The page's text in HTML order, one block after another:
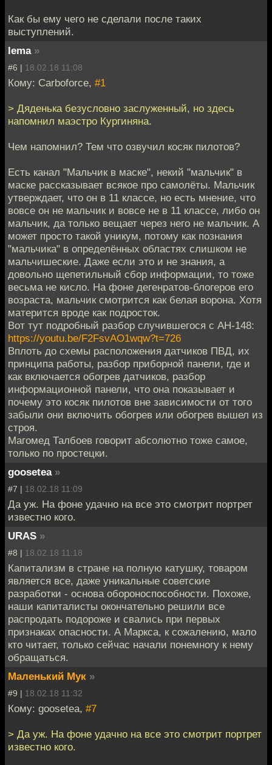
Как бы ему чего не сделали после таких
выступлений.
lema »
#6 | 18.02.18 11:08
Кому: Carboforce, #1
> Дяденька безусловно заслуженный, но здесь
напомнил маэстро Кургиняна.
Чем напомнил? Тем что озвучил косяк пилотов?
Есть канал "Мальчик в маске", некий "мальчик" в
маске рассказывает всякое про самолёты. Мальчик
утверждает, что он в 11 классе, но есть мнение, что
вовсе он не мальчик и вовсе не в 11 классе, либо он
мальчик, да только вещает через него не мальчик. А
может просто такой уникум, потому как познания
"мальчика" в определённых областях слишком не
мальчишеские. Даже если это и не знания, а
довольно щепетильный сбор информации, то тоже
весьма не кисло. На фоне дегенратов-блогеров его
возраста, мальчик смотрится как белая ворона. Хотя
матерится вроде как подросток.
Вот тут подробный разбор случившегося с АН-148:
https://youtu.be/F2FsvAO1wqw?t=726
Вплоть до схемы расположения датчиков ПВД, их
принципа работы, разбор приборной панели, где и
как включается обогрев датчиков, разбор
информационной панели, что она показывает и
почему это косяк пилотов вне зависимости от того
забыли они включить обогрев или обогрев вышел из
строя.
Магомед Талбоев говорит абсолютно тоже самое,
только по простецки.
goosetea »
#7 | 18.02.18 11:09
Да уж. На фоне удачно на все это смотрит портрет
известно кого.
URAS »
#8 | 18.02.18 11:18
Капитализм в стране на полную катушку, товаром
является все, даже уникальные советские
разработки - основа обороноспособности. Похоже,
наши капиталисты окончательно решили все
распродать подороже и свались при первых
признаках опасности. А Маркса, к сожалению, мало
кто читает, только сейчас начали понемногу к нему
обращаться.
Маленький Мук »
#9 | 18.02.18 11:32
Кому: goosetea, #7
> Да уж. На фоне удачно на все это смотрит портрет
известно кого.